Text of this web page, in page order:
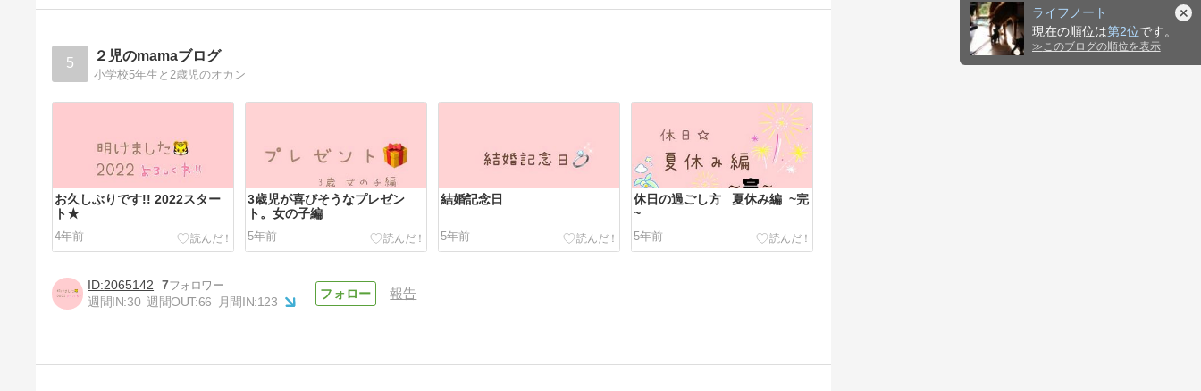
ライフノート
現在の順位は第2位です。
≫ このブログの順位を表示
5 ２児のmamaブログ
小学校5年生と2歳児のオカン
お久しぶりです!! 2022スター
ト★
4年前
3歳児が喜びそうなプレゼン
ト。女の子編
5年前
結婚記念日
5年前
休日の過ごし方 夏休み編 ~完
~
5年前
2065142
7
週間IN:30 週間OUT:66 月間IN:123
報告